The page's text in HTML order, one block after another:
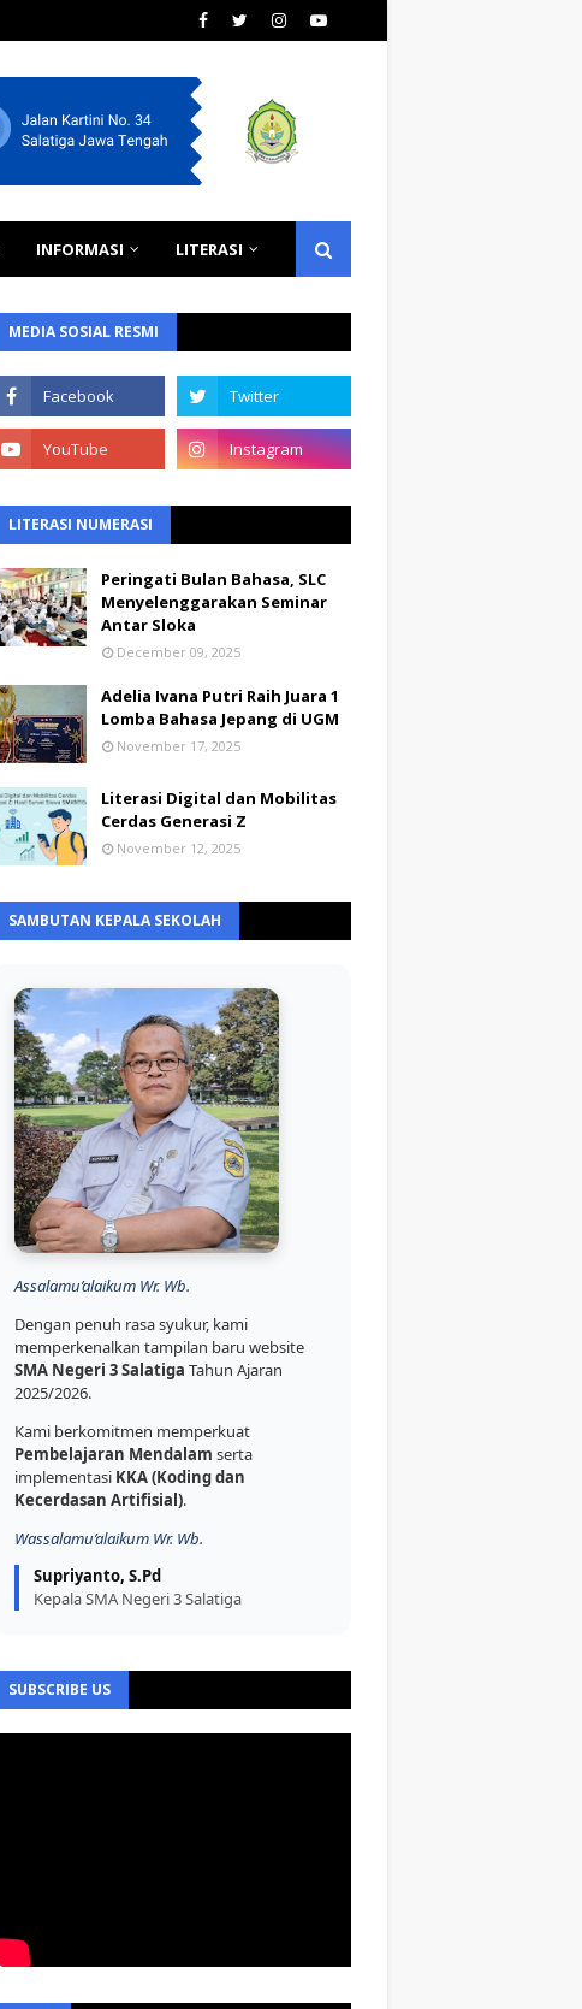
INFORMASI LITERASI
MEDIA SOSIAL RESMI
LITERASI NUMERASI
Peringati Bulan Bahasa, SLC
Menyelenggarakan Seminar
Antar Sloka
December 09, 2025
Adelia Ivana Putri Raih Juara 1
Lomba Bahasa Jepang di UGM
November 17, 2025
Literasi Digital dan Mobilitas
Cerdas Generasi Z
November 12, 2025
SAMBUTAN KEPALA SEKOLAH
Assalamu’alaikum Wr. Wb.
Dengan penuh rasa syukur, kami
memperkenalkan tampilan baru website
SMA Negeri 3 Salatiga Tahun Ajaran
2025/2026.
Kami berkomitmen memperkuat
Pembelajaran Mendalam serta
implementasi KKA (Koding dan
Kecerdasan Artifisial).
Wassalamu’alaikum Wr. Wb.
Supriyanto, S.Pd
Kepala SMA Negeri 3 Salatiga
SUBSCRIBE US